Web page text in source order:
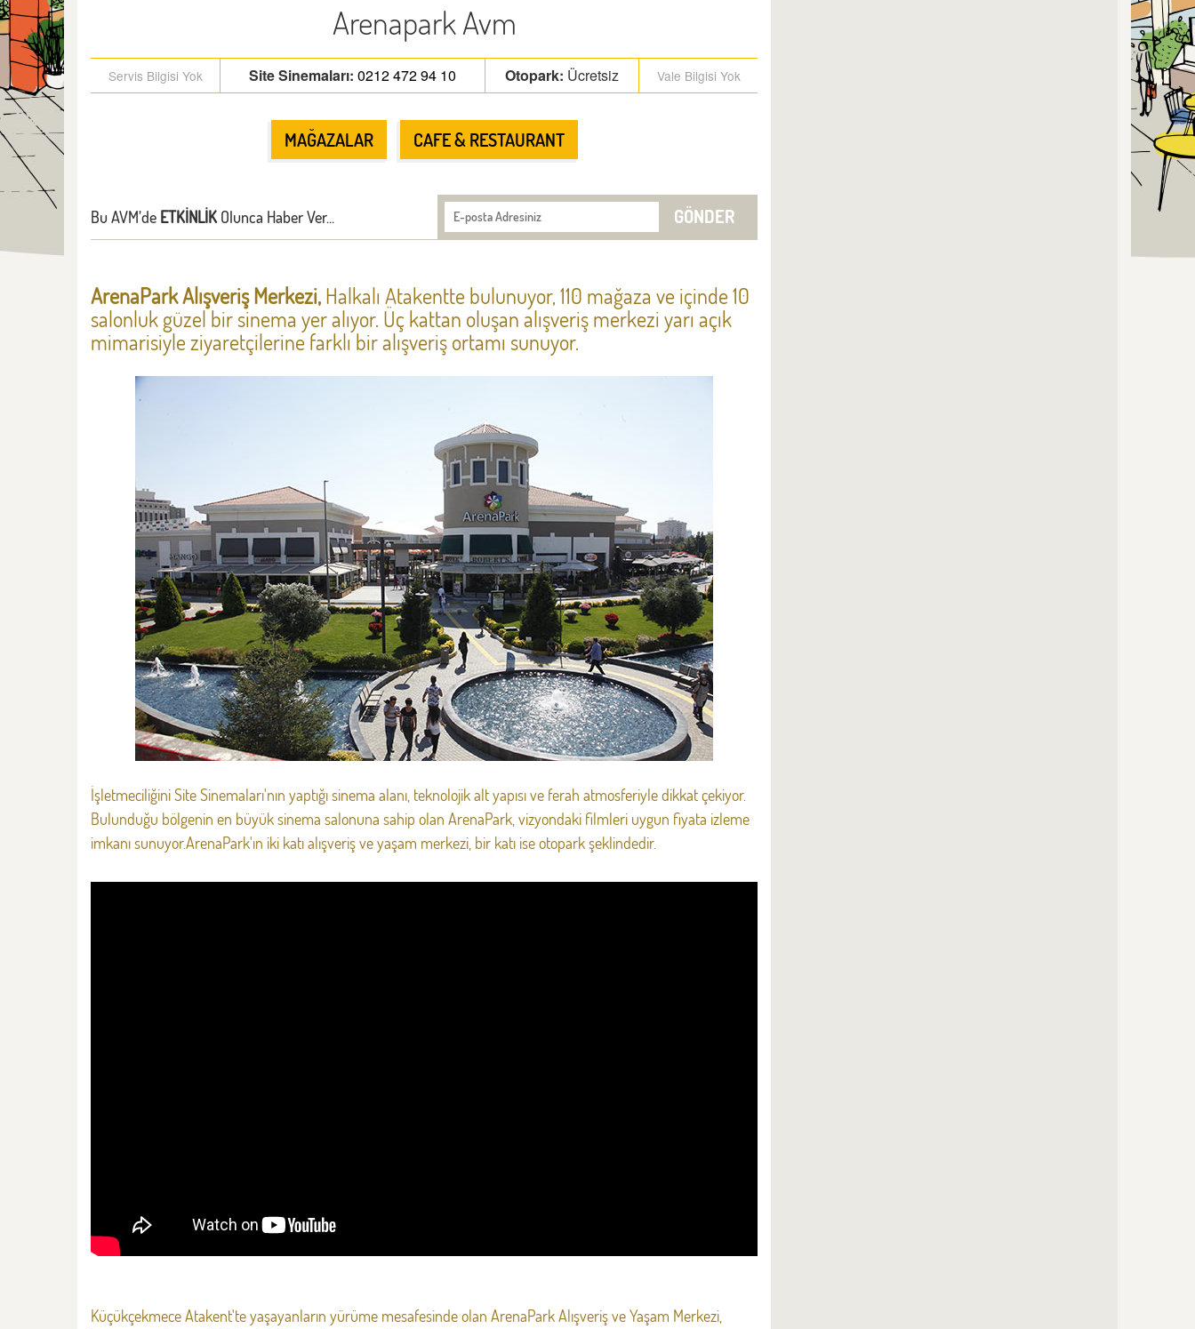
Arenapark Avm
Servis Bilgisi Yok Site Sinemaları: 0212 472 94 10 Otopark: Ücretsiz Vale Bilgisi Yok
MAĞAZALAR CAFE & RESTAURANT
Bu AVM’de ETKİNLİKOlunca Haber Ver... GÖNDER
ArenaPark Alışveriş Merkezi,Halkalı Atakentte bulunuyor, 110 mağaza ve içinde 10
salonluk güzel bir sinema yer alıyor. Üç kattan oluşan alışveriş merkezi yarı açık
mimarisiyle ziyaretçilerine farklı bir alışveriş ortamı sunuyor.
İşletmeciliğini Site Sinemaları'nın yaptığı sinema alanı, teknolojik alt yapısı ve ferah atmosferiyle dikkat çekiyor.
Bulunduğu bölgenin en büyük sinema salonuna sahip olan ArenaPark, vizyondaki filmleri uygun fiyata izleme
imkanı sunuyor.ArenaPark'ın iki katı alışveriş ve yaşam merkezi, bir katı ise otopark şeklindedir.
Küçükçekmece Atakent'te yaşayanların yürüme mesafesinde olan ArenaPark Alışveriş ve Yaşam Merkezi,